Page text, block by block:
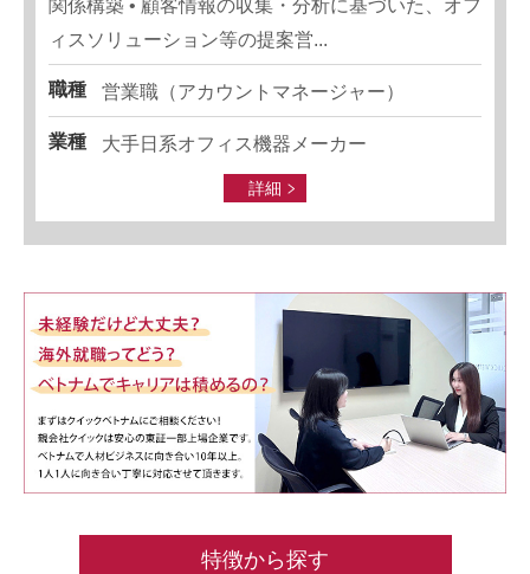
関係構築 • 顧客情報の収集・分析に基づいた、オフ
ィスソリューション等の提案営...
職種 営業職（アカウントマネージャー）
業種 大手日系オフィス機器メーカー
詳細
特徴から探す